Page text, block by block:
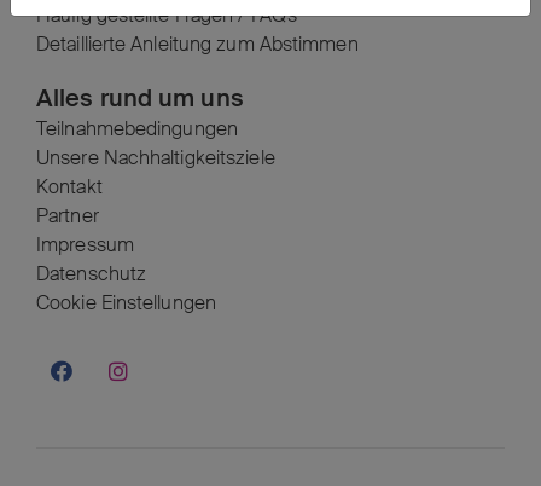
Häufig gestellte Fragen / FAQ’s
Detaillierte Anleitung zum Abstimmen
Alles rund um uns
Teilnahmebedingungen
Unsere Nachhaltigkeitsziele
Kontakt
Partner
Impressum
Datenschutz
Cookie Einstellungen